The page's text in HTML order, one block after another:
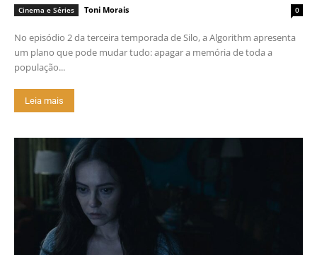
Cinema e Séries Toni Morais 0
No episódio 2 da terceira temporada de Silo, a Algorithm apresenta
um plano que pode mudar tudo: apagar a memória de toda a
população...
Leia mais